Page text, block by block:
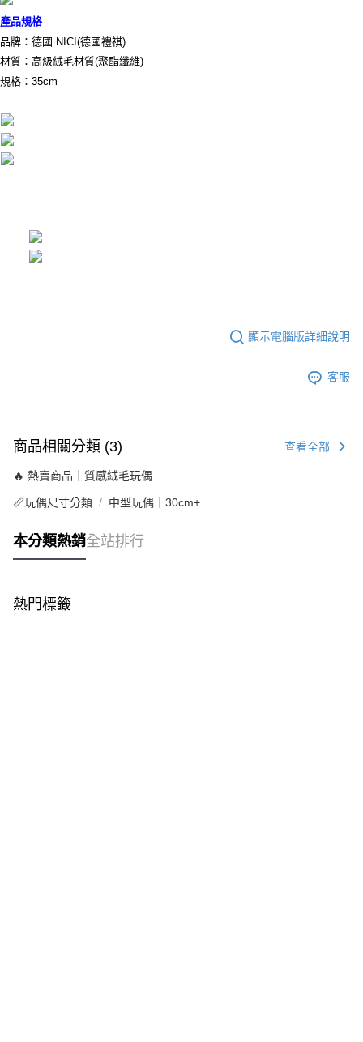
產品規格
品牌：德國 NICI(德國禮祺)
材質：高級絨毛材質(聚酯纖維)
規格：35cm
顯示電腦版詳細說明
客服
商品相關分類 (3) 查看全部
🔥 熱賣商品｜質感絨毛玩偶
📏玩偶尺寸分類 中型玩偶｜30cm+
本分類熱銷全站排行
熱門標籤